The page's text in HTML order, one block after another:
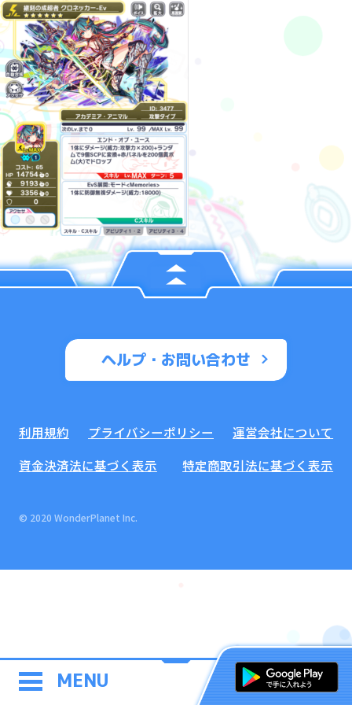
MENU
ヘルプ・お問い合わせ
利用規約 プライバシーポリシー
運営会社について
資金決済法に基づく表示
特定商取引法に基づく表示
© 2020 WonderPlanet Inc.